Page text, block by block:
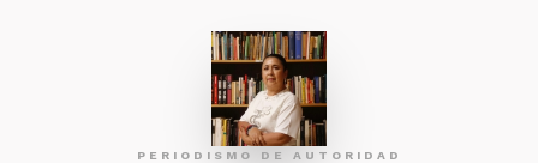
PERIODISMO DE AUTORIDAD